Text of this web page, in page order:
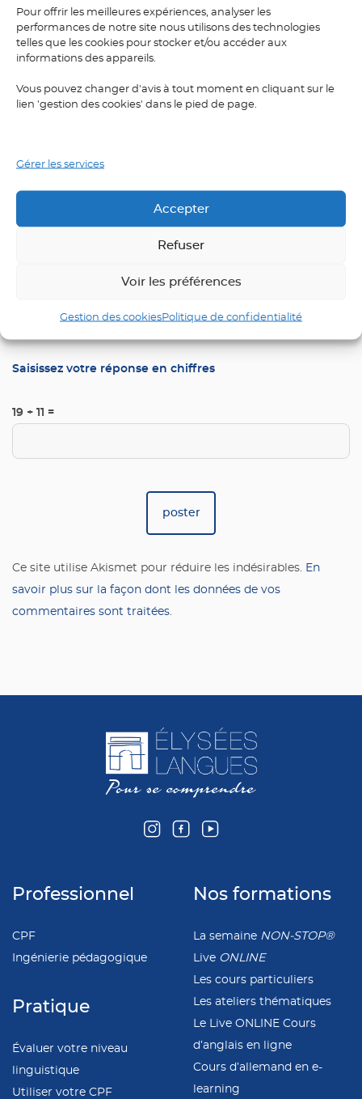
Pour offrir les meilleures expériences, analyser les
performances de notre site nous utilisons des technologies
telles que les cookies pour stocker et/ou accéder aux
informations des appareils.
Vous pouvez changer d'avis à tout moment en cliquant sur le
lien 'gestion des cookies' dans le pied de page.
Gérer les services
Accepter
Refuser
Voir les préférences
Gestion des cookiesPolitique de confidentialité
Commentaire*
Nom*
Saisissez votre réponse en chiffres
19 + 11 =
Ce site utilise Akismet pour réduire les indésirables. En
savoir plus sur la façon dont les données de vos
commentaires sont traitées.
Professionnel
CPF
Ingénierie pédagogique
Pratique
Évaluer votre niveau
linguistique
Utiliser votre CPF
Nos formations
La semaine NON-STOP®
Live ONLINE
Les cours particuliers
Les ateliers thématiques
Le Live ONLINE Cours
d’anglais en ligne
Cours d’allemand en e-
learning